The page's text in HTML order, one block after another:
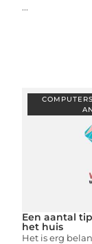
...
Een aantal
het huis
Het is erg